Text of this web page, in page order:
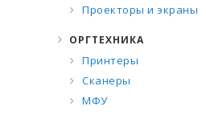
Проекторы и экраны
ОРГТЕХНИКА
Принтеры
Сканеры
МФУ